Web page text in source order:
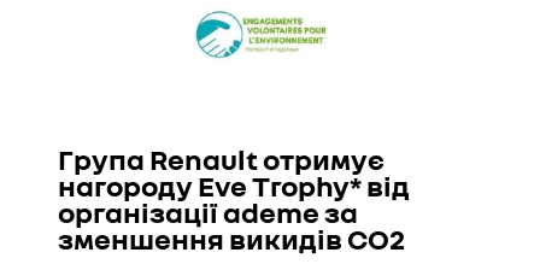
Група Renault отримує
нагороду Eve Trophy* від
організації ademe за
зменшення викидів CО2